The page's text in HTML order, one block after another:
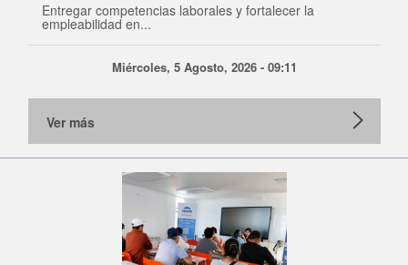
Entregar competencias laborales y fortalecer la
empleabilidad en...
Miércoles, 5 Agosto, 2026 - 09:11
Ver más